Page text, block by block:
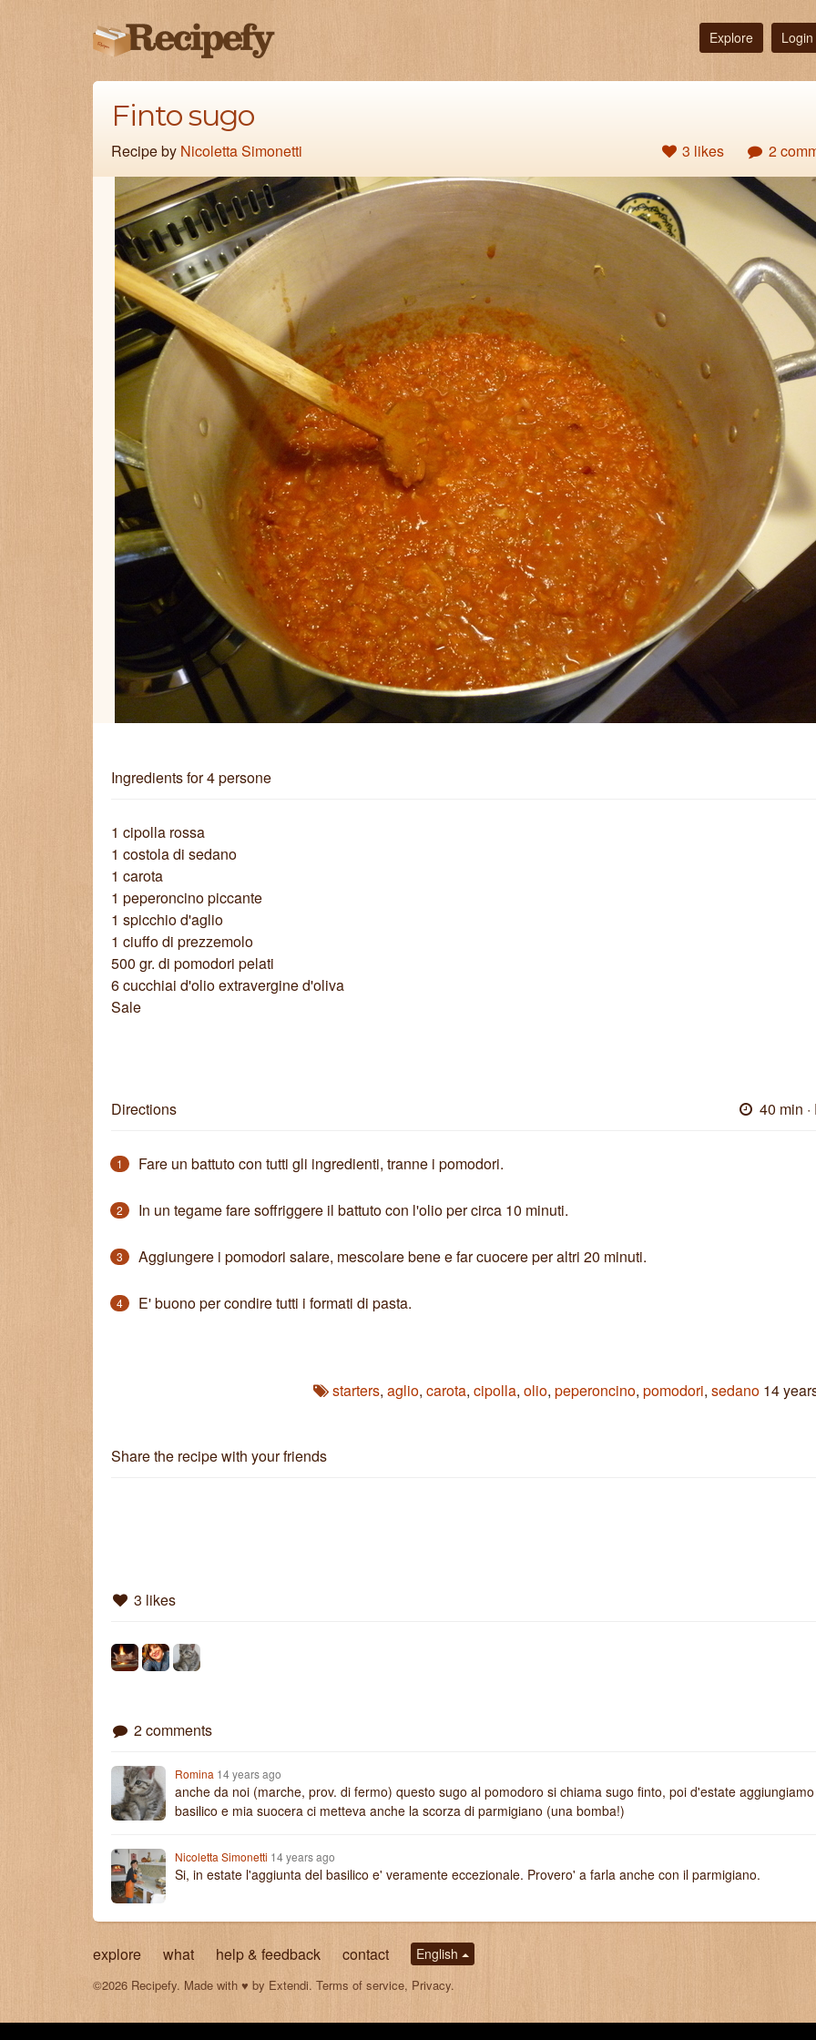
Explore Login
Finto sugo
3 likes 2
Recipe by Nicoletta Simonetti
Ingredientsfor 4 persone
1 cipolla rossa
1 costola di sedano
1 carota
1 peperoncino piccante
1 spicchio d'aglio
1 ciuffo di prezzemolo
500 gr. di pomodori pelati
6 cucchiai d'olio extravergine d'oliva
Sale
40 min
Directions
1 Fare un battuto con tutti gli ingredienti, tranne i pomodori.
2 In un tegame fare soffriggere il battuto con l'olio per circa 10 minuti.
3 Aggiungere i pomodori salare, mescolare bene e far cuocere per altri 20 minuti.
4 E' buono per condire tutti i formati di pasta.
starters, aglio, carota, cipolla, olio, peperoncino, pomodori, sedano 14
Share the recipe with your friends
3 likes
2 comments
Romina 14 years ago
anche da noi (marche, prov. di fermo) questo sugo al pomodoro si chiama sugo finto, poi d'estate
basilico e mia suocera ci metteva anche la scorza di parmigiano (una bomba!)
Nicoletta Simonetti 14 years ago
Si, in estate l'aggiunta del basilico e' veramente eccezionale. Provero' a farla anche con il parmigiano.
explore what help & feedback contact English
©2026 Recipefy. Made with ♥ by Extendi. Terms of service, Privacy.